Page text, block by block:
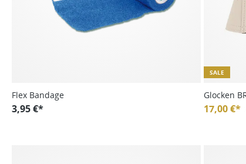
Flex Bandage
3,95 €*
SALE
Glocken
17,00 €*